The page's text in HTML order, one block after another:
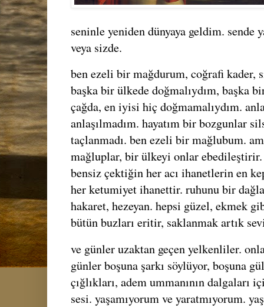
seninle yeniden dünyaya geldim. sende
veya sizde.
ben ezeli bir mağdurum, coğrafi kader,
başka bir ülkede doğmalıydım, başka
çağda, en iyisi hiç doğmamalıydım.
anlaşılmadım. hayatım bir bozgunlar
taçlanmadı. ben ezeli bir mağlubum.
mağluplar, bir ülkeyi onlar ebedileştirir.
bensiz çektiğin her acı ihanetlerin en
her ketumiyet ihanettir. ruhunu bir
hakaret, hezeyan. hepsi güzel, ekmek
bütün buzları eritir, saklanmak artık
ve günler uzaktan geçen yelkenliler.
günler boşuna şarkı söylüyor, boşuna
çığlıkları, adem ummanının dalgaları
sesi. yaşamıyorum ve yaratmıyorum.